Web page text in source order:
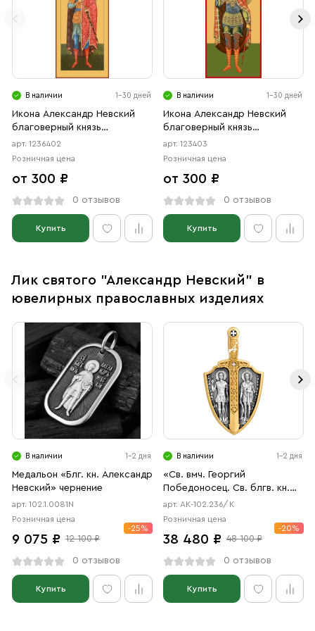
В наличии 1-30 дней
Икона Александр Невский
благоверный князь
(АРТ.06402)
арт. 1236402
Розничная цена
от 300 ₽
0 отзывов
Купить
В наличии 1-30 дней
Икона Александр Невский
благоверный князь
(АРТ.00403)
арт. 123403
Розничная цена
от 300 ₽
0 отзывов
Купить
Лик святого "Александр Невский" в
ювелирных православных изделиях
В наличии 1-2 дня
Медальон «Блг. кн. Александр
Невский» чернение
арт. 102.1.0081N
Розничная цена
9 075 ₽ 12 100 ₽
-25%
0 отзывов
Купить
В наличии 1-2 дня
«Св. вмч. Георгий
Победоносец. Св. блгв. кн.
Александр Невский.
Архангел Михаил»
арт. АК-102.236/К
Розничная цена
38 480 ₽ 48 100 ₽
-20%
0 отзывов
Купить